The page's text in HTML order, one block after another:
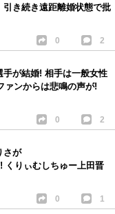
き続き遠距離婚状態で批
0 2
が結婚! 相手は一般女性
ァンからは悲鳴の声が!
0 2
さが
くりぃむしちゅー上田晋
0 1